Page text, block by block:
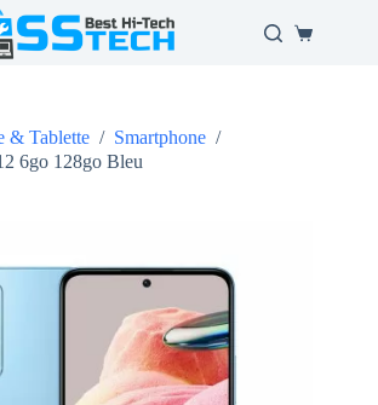
Panier
& Tablette / Smartphone /
6go 128go Bleu